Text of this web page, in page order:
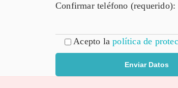
Confirmar teléfono (requerido):
Acepto lapolítica de